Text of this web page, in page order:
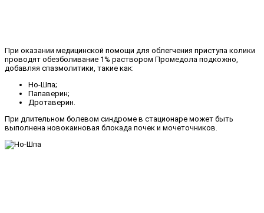
При оказании медицинской помощи для облегчения приступа колики
проводят обезболивание 1% раствором Промедола подкожно,
добавляя спазмолитики, такие как:
Но-Шпа;
Папаверин;
Дротаверин.
При длительном болевом синдроме в стационаре может быть
выполнена новокаиновая блокада почек и мочеточников.